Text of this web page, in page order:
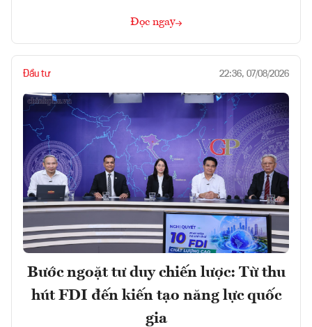
Đọc ngay
Đầu tư 22:36, 07/08/2026
Bước ngoặt tư duy chiến lược: Từ thu
hút FDI đến kiến tạo năng lực quốc
gia